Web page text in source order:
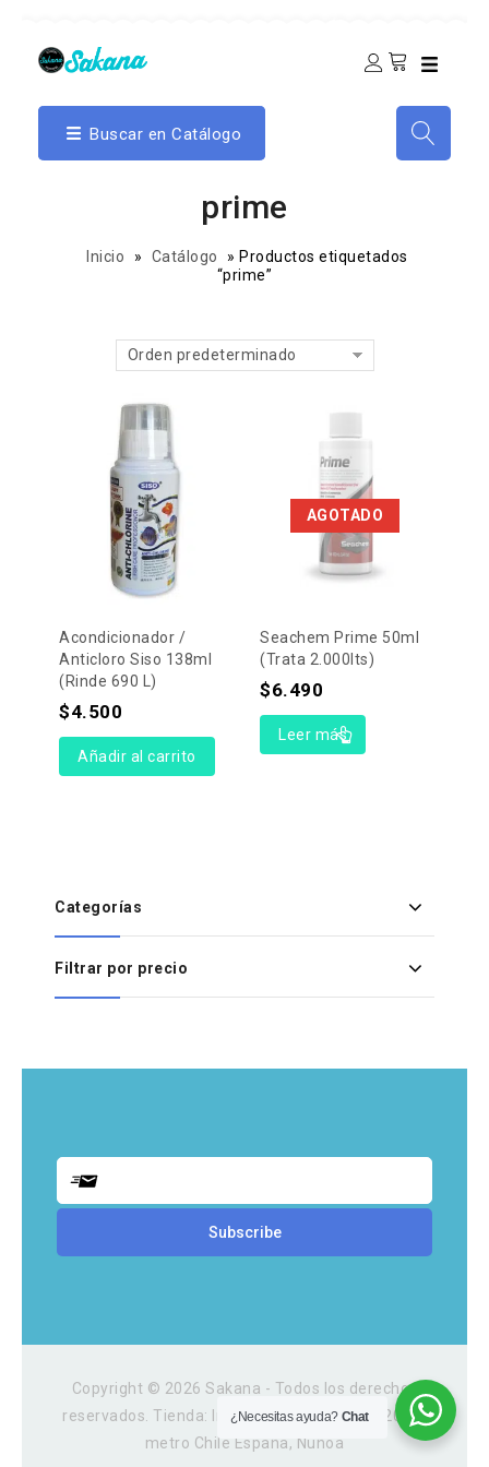
Buscar en Catálogo
prime
Inicio » Catálogo » Productos etiquetados
“prime”
Orden predeterminado
Acondicionador /
Anticloro Siso 138ml
(rinde 690 L)
$4.500
Añadir al carrito
AGOTADO
Seachem Prime 50ml
(trata 2.000lts)
$6.490
Leer más
Categorías
Filtrar por precio
Copyright © 2026 Sakana - Todos los derechos
reservados. Tienda: Irarrazaval 3054, Local 202A,
metro Chile España, Ñuñoa
¿Necesitas ayuda? Chat